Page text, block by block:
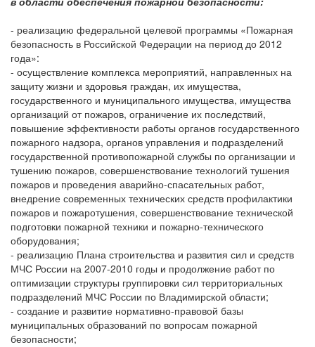
- реализацию федеральной целевой программы «Пожарная
безопасность в Российской Федерации на период до 2012
года»:
- осуществление комплекса мероприятий, направленных на
защиту жизни и здоровья граждан, их имущества,
государственного и муниципального имущества, имущества
организаций от пожаров, ограничение их последствий,
повышение эффективности работы органов государственного
пожарного надзора, органов управления и подразделений
государственной противопожарной службы по организации и
тушению пожаров, совершенствование технологий тушения
пожаров и проведения аварийно-спасательных работ,
внедрение современных технических средств профилактики
пожаров и пожаротушения, совершенствование технической
подготовки пожарной техники и пожарно-технического
оборудования;
- реализацию Плана строительства и развития сил и средств
МЧС России на 2007-2010 годы и продолжение работ по
оптимизации структуры группировки сил территориальных
подразделений МЧС России по Владимирской области;
- создание и развитие нормативно-правовой базы
муниципальных образований по вопросам пожарной
безопасности;